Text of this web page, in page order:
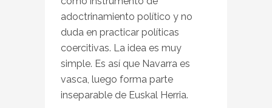
adoctrinamiento político y no
duda en practicar políticas
coercitivas. La idea es muy
simple. Es así que Navarra es
vasca, luego forma parte
inseparable de Euskal Herria.